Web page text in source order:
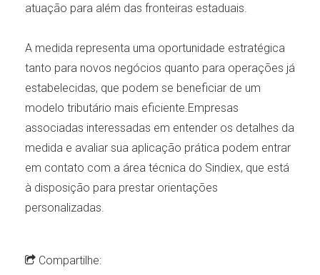
atuação para além das fronteiras estaduais.
A medida representa uma oportunidade estratégica
tanto para novos negócios quanto para operações já
estabelecidas, que podem se beneficiar de um
modelo tributário mais eficiente.Empresas
associadas interessadas em entender os detalhes da
medida e avaliar sua aplicação prática podem entrar
em contato com a área técnica do Sindiex, que está
à disposição para prestar orientações
personalizadas.
Compartilhe: